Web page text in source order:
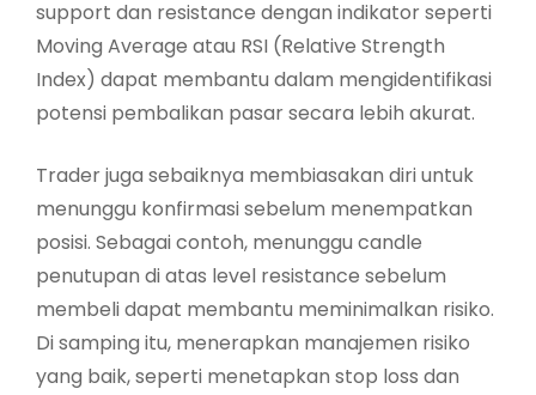
support dan resistance dengan indikator seperti
Moving Average atau RSI (Relative Strength
Index) dapat membantu dalam mengidentifikasi
potensi pembalikan pasar secara lebih akurat.
Trader juga sebaiknya membiasakan diri untuk
menunggu konfirmasi sebelum menempatkan
posisi. Sebagai contoh, menunggu candle
penutupan di atas level resistance sebelum
membeli dapat membantu meminimalkan risiko.
Di samping itu, menerapkan manajemen risiko
yang baik, seperti menetapkan stop loss dan